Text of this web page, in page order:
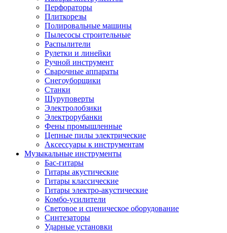
Перфораторы
Плиткорезы
Полировальные машины
Пылесосы строительные
Распылители
Рулетки и линейки
Ручной инструмент
Сварочные аппараты
Снегоуборщики
Станки
Шуруповерты
Электролобзики
Электрорубанки
Фены промышленные
Цепные пилы электрические
Аксессуары к инструментам
Музыкальные инструменты
Бас-гитары
Гитары акустические
Гитары классические
Гитары электро-акустические
Комбо-усилители
Световое и сценическое оборудование
Синтезаторы
Ударные установки